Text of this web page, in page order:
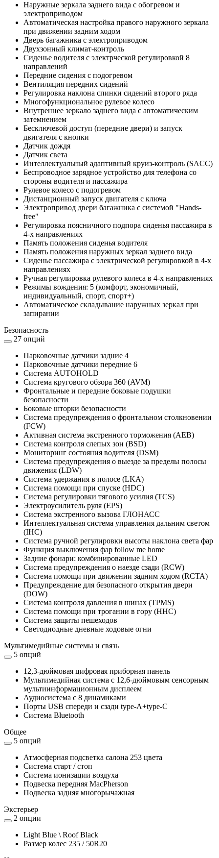
Наружные зеркала заднего вида с обогревом и
электроприводом
Автоматическая настройка правого наружного зеркала
при движении задним ходом
Дверь багажника с электроприводом
Двухзонный климат-контроль
Сиденье водителя с электрческой регулировкой 8
направлений
Передние сидения с подогревом
Вентиляция передних сидений
Регулировка наклона спинки сидений второго ряда
Многофункциональное рулевое колесо
Внутреннее зеркало заднего вида с автоматическим
затемнением
Бесключевой доступ (передние двери) и запуск
двигателя с кнопки
Датчик дождя
Датчик света
Интеллектуальный адаптивный круиз-контроль (SACC)
Беспроводное зарядное устройство для телефона со
стороны водителя и пассажира
Рулевое колесо с подогревом
Дистанционный запуск двигателя с ключа
Электропривод двери багажника с системой "Hands-
free"
Регулировка поясничного подпора сиденья пассажира в
4-х направлениях
Память положения сиденья водителя
Память положения наружных зеркал заднего вида
Сиденье пассажира с электрической регулировкой в 4-х
направлениях
Ручная регулировка рулевого колеса в 4-х направлениях
Режимы вождения: 5 (комфорт, экономичный,
индивидуальный, спорт, спорт+)
Автоматическое складывание наружных зеркал при
запирании
Безопасность
27 опций
Парковочные датчики задние 4
Парковочные датчики передние 6
Cистема AUTOHOLD
Система кругового обзора 360 (AVM)
Фронтальные и передние боковые подушки
безопасности
Боковые шторки безопасности
Система предупреждения о фронтальном столкновении
(FCW)
Активная система экстренного торможения (AEB)
Система контроля слепых зон (BSD)
Мониторинг состояния водителя (DSM)
Система предупреждения о выезде за пределы полосы
движения (LDW)
Система удержания в полосе (LKA)
Система помощи при спуске (HDC)
Система регулировки тягового усилия (TCS)
Электроусилитель руля (EPS)
Система экстренного вызова ГЛОНАСС
Интеллектуальная система управления дальним светом
(IHC)
Система ручной регулировки высоты наклона света фар
Функция выключения фар follow me home
Задние фонари: комбинированные LED
Система предупреждения о наезде сзади (RCW)
Система помощи при движении задним ходом (RCTA)
Предупреждение для безопасного открытия двери
(DOW)
Система контроля давления в шинах (TPMS)
Система помощи при трогании в гору (HHC)
Система защиты пешеходов
Светодиодные дневные ходовые огни
Мультимедийные системы и связь
5 опций
12,3-дюймовая цифровая приборная панель
Мультимедийная система с 12,6-дюймовым сенсорным
мультиинформационным дисплеем
Аудиосистема с 8 динамиками
Порты USB спереди и сзади type-A+type-C
Система Bluetooth
Общее
5 опций
Атмосферная подсветка салона 253 цвета
Система старт / стоп
Система ионизации воздуха
Подвеска передняя MacPherson
Подвеска задняя многорычажная
Экстерьер
2 опции
Light Blue \ Roof Black
Размер колес 235 / 50R20